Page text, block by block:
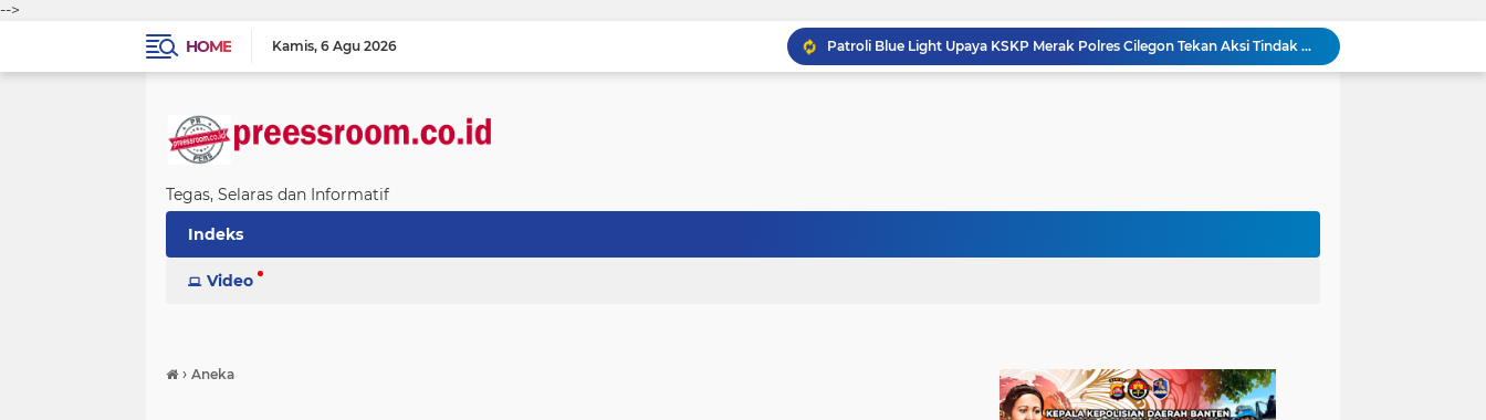
-->
HOME
Kamis 6 Agu 2026
Patroli Blue Light Upaya KSKP Merak Polres Cilegon Tekan Aksi Tindak Kriminalitas
Personel Samapta KSKP Merak Polres Cilegon Patroli Dialogis Sampaikan Imbauan kepada Pengguna Jasa Kepelabuhan
Kunjungi Sekolah KJRI Johor Bahru, Ketua PA Jakarta Pusat Ajak Pelajar WNI Raih Prestasi dan Cintai Tanah Air
Tegas, Selaras dan Informatif
Indeks
Video
› Aneka